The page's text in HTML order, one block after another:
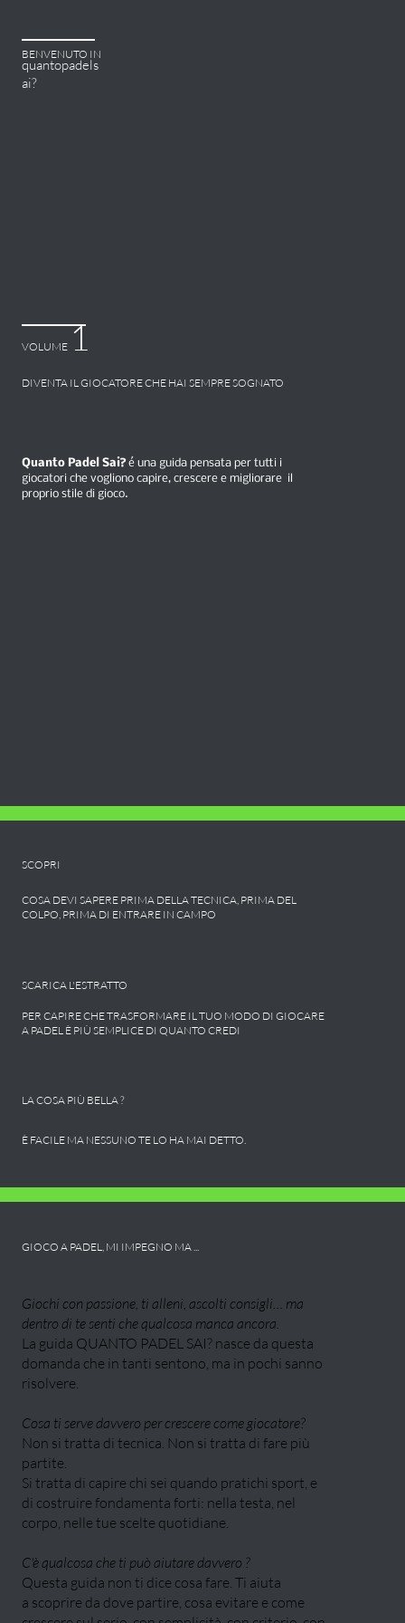
BENVENUTO IN
quantopadels
ai?
VOLUME1
DIVENTA IL GIOCATORE CHE HAI SEMPRE SOGNATO
Quanto Padel Sai?é una guida pensata per tutti i
giocatori che vogliono capire, crescere e migliorare il
proprio stile di gioco.
SCOPRI
COSA DEVI SAPERE PRIMA DELLA TECNICA, PRIMA DEL
COLPO, PRIMA DI ENTRARE IN CAMPO
SCARICA L'ESTRATTO
PER CAPIRE CHE TRASFORMARE IL TUO MODO DI GIOCARE
A PADEL È PIÙ SEMPLICE DI QUANTO CREDI
LA COSA PIÙ BELLA ?
È FACILE MA NESSUNO TE LO HA MAI DETTO.
GIOCO A PADEL, MI IMPEGNO MA ...
Giochi con passione, ti alleni, ascolti consigli… ma
dentro di te senti che qualcosa manca ancora.
La guida QUANTO PADEL SAI? nasce da questa
domanda che in tanti sentono, ma in pochi sanno
risolvere.
Cosa ti serve davvero per crescere come giocatore?
Non si tratta di tecnica. Non si tratta di fare più
partite.
Si tratta di capire chi sei quando pratichi sport, e
di costruire fondamenta forti: nella testa, nel
corpo, nelle tue scelte quotidiane.
C'è qualcosa che ti può aiutare davvero ?
Questa guida non ti dice cosa fare. Ti aiuta
a scoprire da dove partire, cosa evitare e come